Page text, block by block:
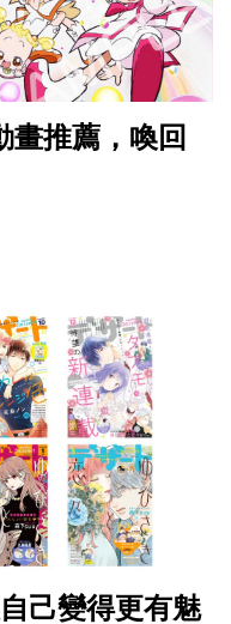
畫推薦，喚回
己變得更有魅